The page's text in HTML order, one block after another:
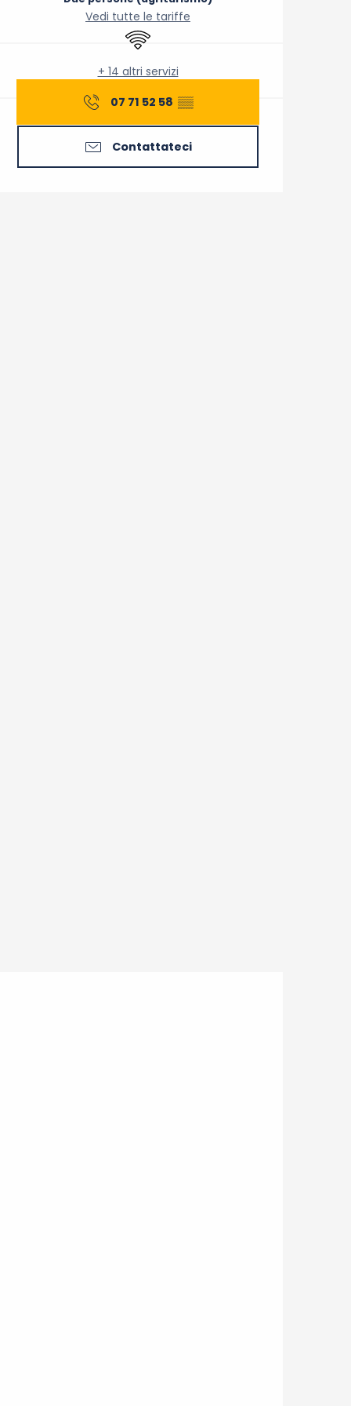
Vedi tutte le tariffe
Wi-Fi
+ 14 altri servizi
07 71 52 58 ▒▒
Contattateci